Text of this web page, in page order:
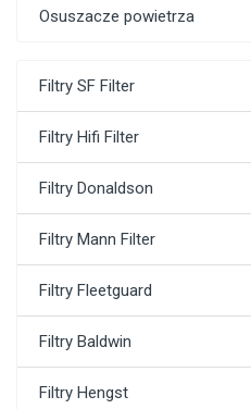
Osuszacze powietrza
Filtry SF Filter
Filtry Hifi Filter
Filtry Donaldson
Filtry Mann Filter
Filtry Fleetguard
Filtry Baldwin
Filtry Hengst